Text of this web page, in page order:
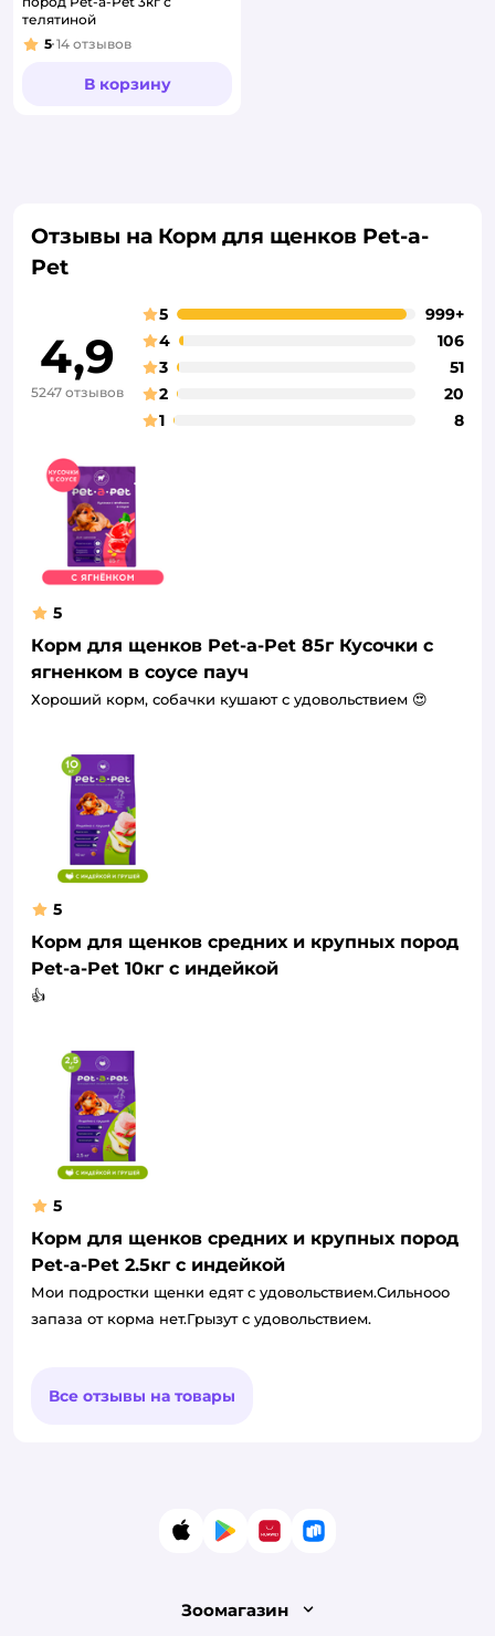
телятиной
Рейтинг:
5 14 отзывов
В корзину
Отзывы на Корм для щенков Pet-a-
Pet
4,9
5247 отзывов
5
999+
4
106
3
51
2
20
1
8
5
Корм для щенков Pet-a-Pet 85г Кусочки с
ягненком в соусе пауч
Хороший корм, собачки кушают с удовольствием 😍
5
Корм для щенков средних и крупных пород
Pet-a-Pet 10кг с индейкой
👍
5
Корм для щенков средних и крупных пород
Pet-a-Pet 2.5кг с индейкой
Мои подростки щенки едят с удовольствием.Сильнооо
запаза от корма нет.Грызут с удовольствием.
Все отзывы на товары
App StoreGoogle Play
AppGallery
RuStore
Зоомагазин